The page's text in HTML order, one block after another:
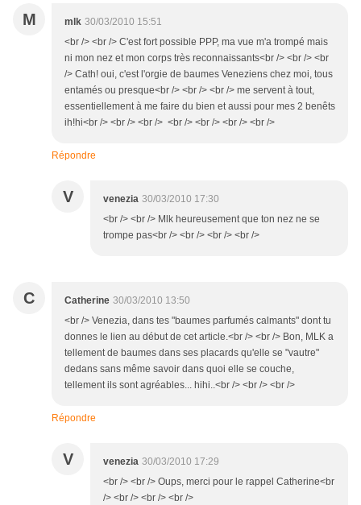
M mlk 30/03/2010 15:51
<br /> <br /> C'est fort possible PPP, ma vue m'a trompé mais
ni mon nez et mon corps très reconnaissants<br /> <br /> <br
/> Cath! oui, c'est l'orgie de baumes Veneziens chez moi, tous
entamés ou presque<br /> <br /> <br /> me servent à tout,
essentiellement à me faire du bien et aussi pour mes 2 benêts
ih!hi<br /> <br /> <br /> <br /> <br /> <br /> <br />
Répondre
V venezia 30/03/2010 17:30
<br /> <br /> Mlk heureusement que ton nez ne se
trompe pas<br /> <br /> <br /> <br />
C Catherine 30/03/2010 13:50
<br /> Venezia, dans tes "baumes parfumés calmants" dont tu
donnes le lien au début de cet article.<br /> <br /> Bon, MLK a
tellement de baumes dans ses placards qu'elle se "vautre"
dedans sans même savoir dans quoi elle se couche,
tellement ils sont agréables... hihi..<br /> <br /> <br />
Répondre
V venezia 30/03/2010 17:29
<br /> <br /> Oups, merci pour le rappel Catherine<br
/> <br /> <br /> <br />